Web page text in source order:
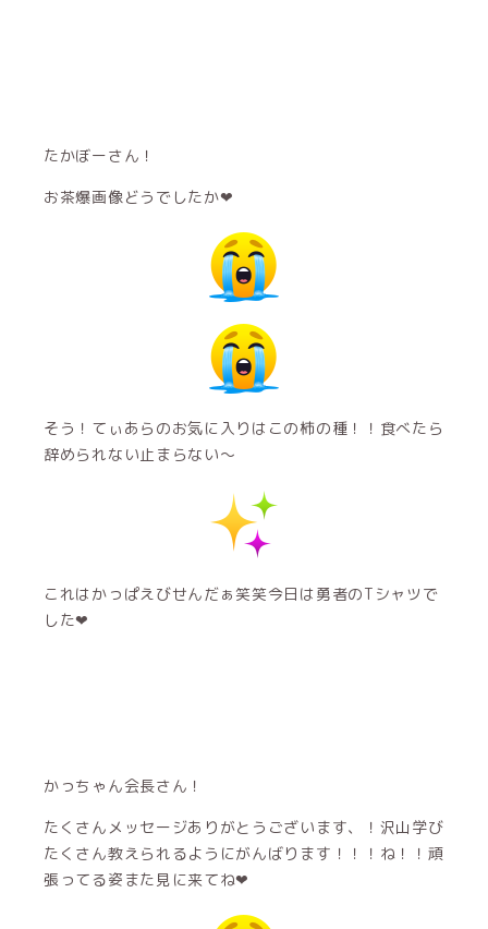
たかぼーさん！
お茶爆画像どうでしたか❤
そう！てぃあらのお気に入りはこの柿の種！！食べたら
辞められない止まらない〜
これはかっぱえびせんだぁ笑笑今日は勇者のTシャツで
した❤
かっちゃん会長さん！
たくさんメッセージありがとうございます、！沢山学び
たくさん教えられるようにがんばります！！！ね！！頑
張ってる姿また見に来てね❤